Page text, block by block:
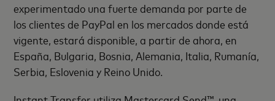
experimentado una fuerte demanda por parte de
los clientes de PayPal en los mercados donde está
vigente, estará disponible, a partir de ahora, en
España, Bulgaria, Bosnia, Alemania, Italia, Rumanía,
Serbia, Eslovenia y Reino Unido.